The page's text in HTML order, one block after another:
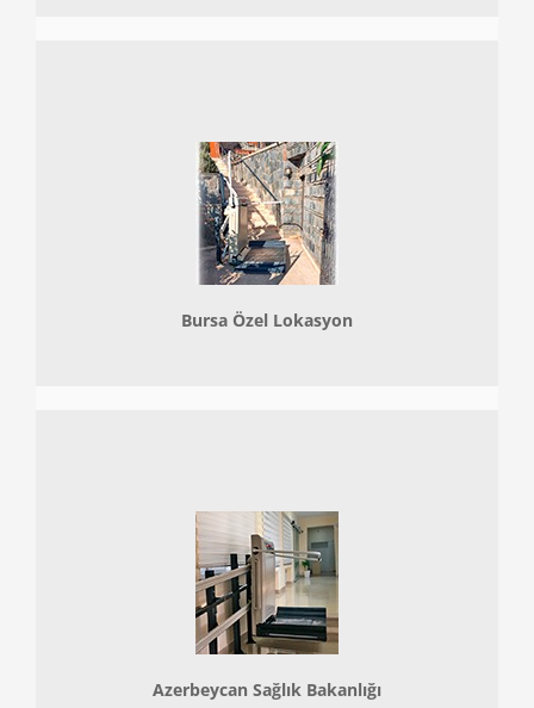
Bursa Özel Lokasyon
Azerbeycan Sağlık Bakanlığı